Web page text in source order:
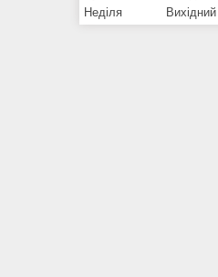
Неділя
Вихідний